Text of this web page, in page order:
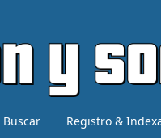
Buscar Registro &